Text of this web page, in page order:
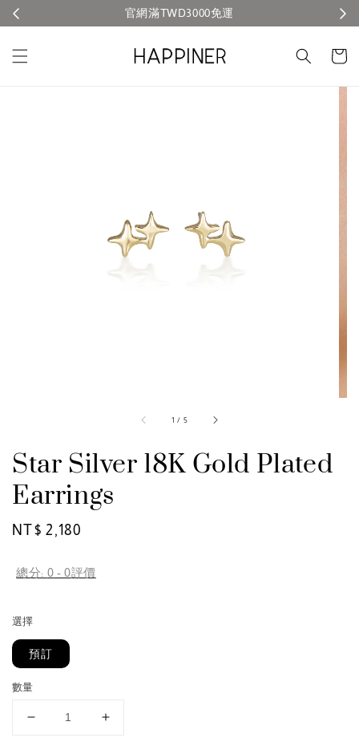
官網滿TWD3000免運
1 / 5
Star Silver 18K Gold Plated
Earrings
Regular
NT$ 2,180
總分: 0 - 0評價
選擇
預訂
數量